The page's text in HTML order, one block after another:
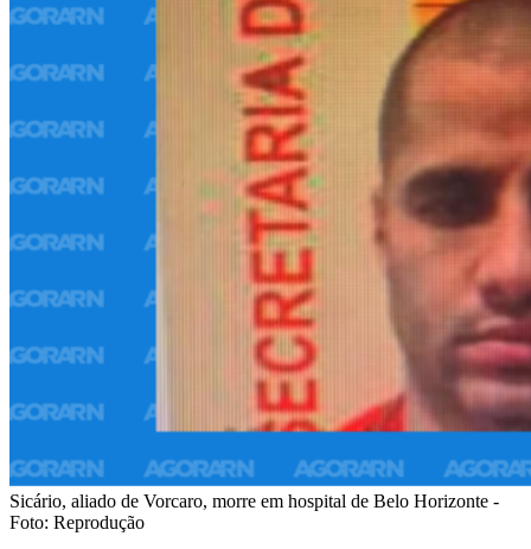
Sicário, aliado de Vorcaro, morre em hospital de Belo Horizonte -
Foto: Reprodução